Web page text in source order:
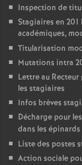
Inspection de
Stagiaires en
académiques,
Titularisation
Mutations intra
Lettre au
les stagiaires
Infos brèves
Décharge pour
dans les épinards
Liste des postes
Action sociale